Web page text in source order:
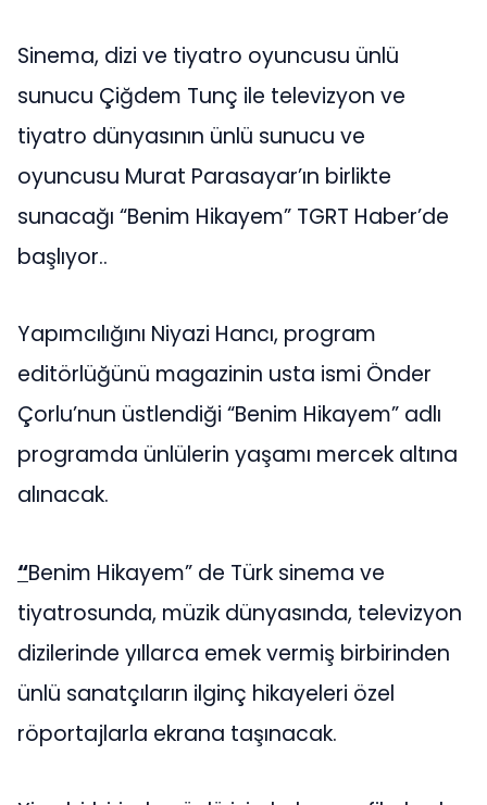
Sinema, dizi ve tiyatro oyuncusu ünlü
sunucu Çiğdem Tunç ile televizyon ve
tiyatro dünyasının ünlü sunucu ve
oyuncusu Murat Parasayar’ın birlikte
sunacağı “Benim Hikayem” TGRT Haber’de
başlıyor..
Yapımcılığını Niyazi Hancı, program
editörlüğünü magazinin usta ismi Önder
Çorlu’nun üstlendiği “Benim Hikayem” adlı
programda ünlülerin yaşamı mercek altına
alınacak.
“Benim Hikayem” de Türk sinema ve
tiyatrosunda, müzik dünyasında, televizyon
dizilerinde yıllarca emek vermiş birbirinden
ünlü sanatçıların ilginç hikayeleri özel
röportajlarla ekrana taşınacak.